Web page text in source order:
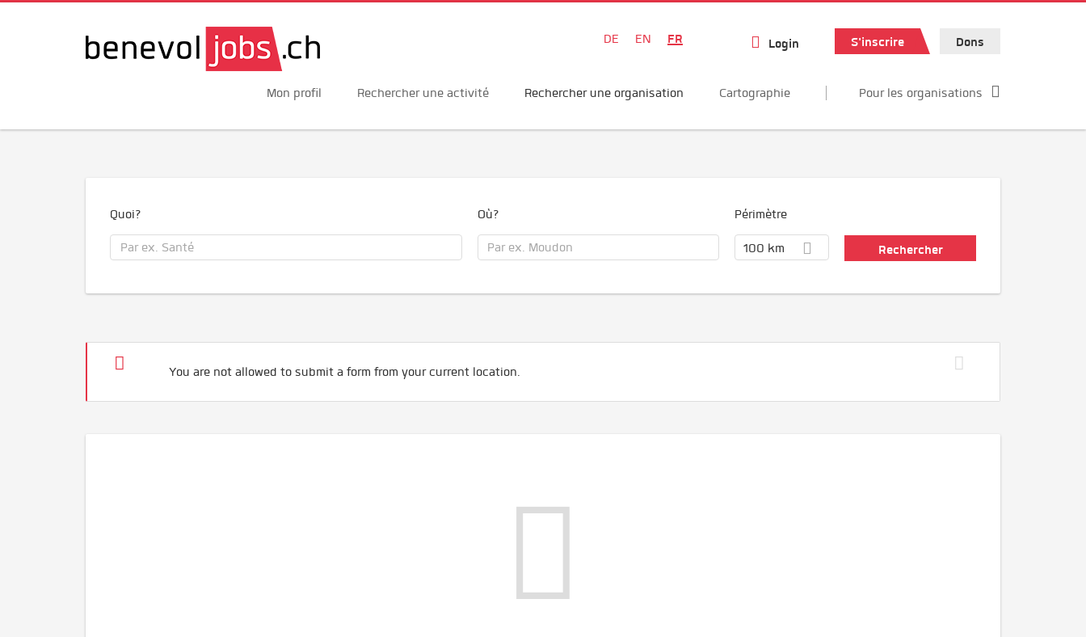
DE EN FR Login S'inscrire Dons
Mon profil Rechercher une activité Rechercher une organisation Cartographie Pour les organisations
Quoi? Où? Périmètre
100 km
You are not allowed to submit a form from your current location.